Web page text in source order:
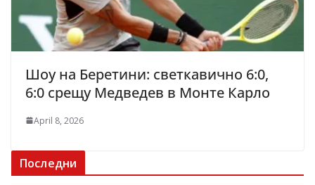
Шоу на Беретини: светкавично 6:0,
6:0 срещу Медведев в Монте Карло
April 8, 2026
Последни